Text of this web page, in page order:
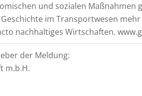
und sozialen Maßnahmen
im Transportwesen
nachhaltiges Wirtschaften.
der Meldung:
m.b.H.